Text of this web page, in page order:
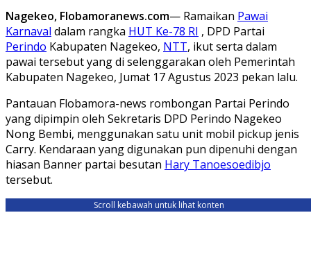
Nagekeo, Flobamoranews.com— Ramaikan Pawai
Karnaval dalam rangka HUT Ke-78 RI , DPD Partai
Perindo Kabupaten Nagekeo, NTT, ikut serta dalam
pawai tersebut yang di selenggarakan oleh Pemerintah
Kabupaten Nagekeo, Jumat 17 Agustus 2023 pekan lalu.
Pantauan Flobamora-news rombongan Partai Perindo
yang dipimpin oleh Sekretaris DPD Perindo Nagekeo
Nong Bembi, menggunakan satu unit mobil pickup jenis
Carry. Kendaraan yang digunakan pun dipenuhi dengan
hiasan Banner partai besutan Hary Tanoesoedibjo
tersebut.
Scroll kebawah untuk lihat konten